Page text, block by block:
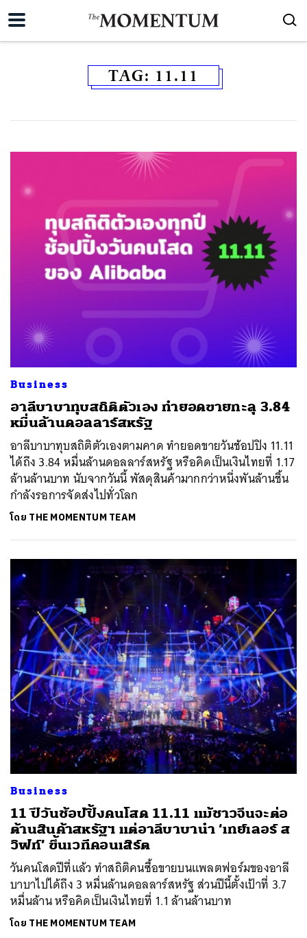
TAG: 11.11
Business
อาลีบาบาทุบสถิติตัวเอง ทำยอดขายทะลุ 3.84
หมื่นล้านดอลลาร์สหรัฐ
อาลีบาบาทุบสถิติตัวเองตามคาด ทำยอดขายวันช้อปปิง 11.11
ได้ถึง 3.84 หมื่นล้านดอลลาร์สหรัฐ หรือคิดเป็นเงินไทยที่ 1.17
ล้านล้านบาท นับจากวันนี้ พัสดุสินค้ามากกว่าหนึ่งพันล้านชิ้น
กำลังรอการจัดส่งไปทั่วโลก
โดย THE MOMENTUM TEAM
Business
11 ปีวันช้อปปิ้งคนโสด 11.11 แม้ชาวจีนจะต่อ
ต้านสินค้าสหรัฐฯ แต่อาลีบาบานำ ‘เทย์เลอร์ ส
วิฟท์’ ขึ้นเวทีคอนเสิร์ต
วันคนโสดปีที่แล้ว ทำสถิติคนซื้อขายบนแพลตฟอร์มของอาลี
บาบาไปได้ถึง 3 หมื่นล้านดอลลาร์สหรัฐ ส่วนปีนี้ตั้งเป้าที่ 3.7
หมื่นล้าน หรือคิดเป็นเงินไทยที่ 1.1 ล้านล้านบาท
โดย THE MOMENTUM TEAM